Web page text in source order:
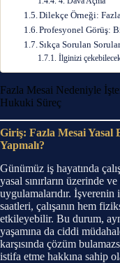
Dilekçe Örneği:
Profesyonel Görüş:
Sıkça Sorulan
İlginizi
Fazla Mesai Nedeniyle
Hukuki Süreç
Giriş: Fazla Mesai Yasal
Yapmalı?
Günümüz iş hayatında
yasal sınırların üzerinde
uygulamalarıdır. İşverenin
saatleri, çalışanın hem
etkileyebilir. Bu durum,
yaşamına da ciddi
karşısında çözüm
istifa etme hakkına sahip